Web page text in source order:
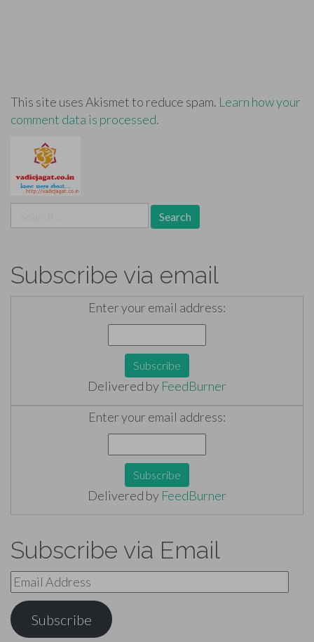
This site uses Akismet to reduce spam. Learn how your
comment data is processed.
for:
Subscribe via email
Enter your email address:
Delivered by FeedBurner
Enter your email address:
Delivered by FeedBurner
Subscribe via Email
Email
Address
Subscribe